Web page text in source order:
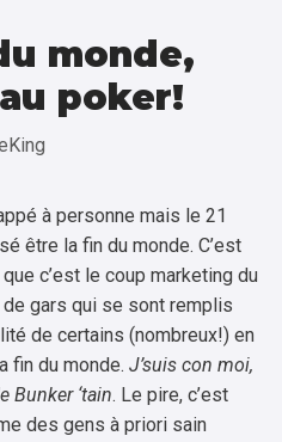
monde,
poker!
à personne mais le 21
être la fin du monde. C’est
c’est le coup marketing du
gars qui se sont remplis
de certains (nombreux!) en
fin du monde. J’suis con moi,
Bunker ‘tain. Le pire, c’est
des gens à priori sain